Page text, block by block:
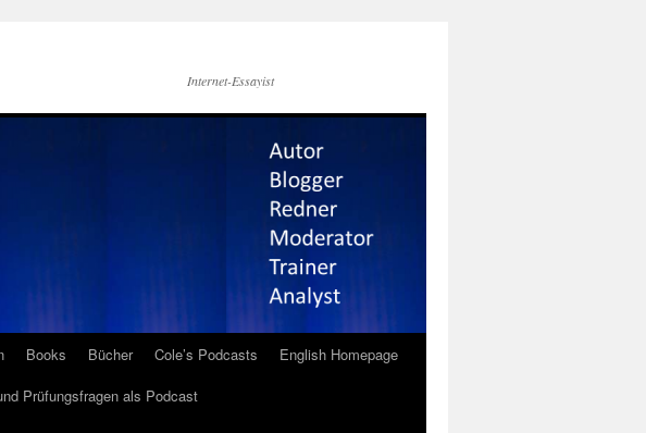
Internet-Essayist
Books Bücher Cole’s Podcasts
English Homepage
Prüfungsfragen als Podcast